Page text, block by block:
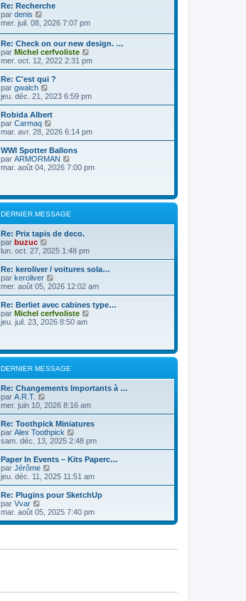
e
s
a
g
e
e
m
e
s
s
a
g
e
r
n
i
e
r
m
e
a
g
Re: Recherche
par denis
o
l
e
d
e
r
n
e
r
m
e
s
s
a
g
mer. juil. 08, 2026 7:07 pm
Re: Check on our new design. …
par Michel cerfvoliste
o
i
e
i
e
a
g
mer. oct. 12, 2022 2:31 pm
Re: C'est qui ?
par gwalch
o
i
r
l
e
e
r
n
i
m
e
s
s
a
e
jeu. déc. 21, 2023 6:59 pm
Robida Albert
par Carmaq
o
i
r
l
e
n
e
r
m
s
s
a
g
e
mar. avr. 28, 2026 6:14 pm
WWI Spotter Ballons
par ARMORMAN
o
e
e
r
n
e
r
m
s
s
a
g
e
mar. août 04, 2026 7:00 pm
DERNIER MESSAGE
Re: Prix tapis de deco.
par buzuc
o
i
r
l
e
r
n
i
m
e
s
s
a
e
lun. oct. 27, 2025 1:48 pm
Re: keroliver / voitures sola…
par keroliver
o
i
r
l
e
n
e
r
m
s
s
a
g
e
mer. août 05, 2026 12:02 am
Re: Berliet avec cabines type…
par Michel cerfvoliste
e
r
n
e
r
m
s
s
a
g
e
jeu. juil. 23, 2026 8:50 am
DERNIER MESSAGE
Re: Changements Importants à …
par A.R.T.
o
i
r
l
e
d
r
n
i
r
e
s
g
mer. juin 10, 2026 8:16 am
Re: Toothpick Miniatures
par Alex Toothpick
o
i
r
e
r
n
i
e
e
e
sam. déc. 13, 2025 2:48 pm
Paper In Events – Kits Paperc…
par Jérôme
o
i
r
e
e
i
s
jeu. déc. 11, 2025 11:51 am
Re: Plugins pour SketchUp
par Vvar
o
i
mar. août 05, 2025 7:40 pm